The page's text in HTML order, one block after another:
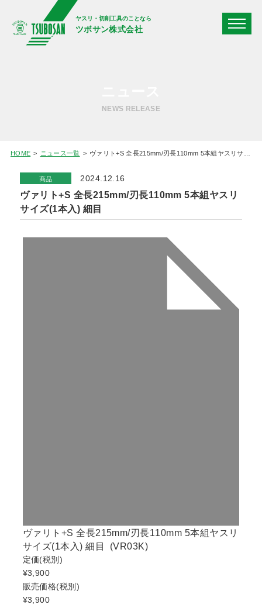
ヤスリ・切削工具のことなら
ツボサン株式会社
NEWS RELEASE
HOME ニュース一覧 ヴァリト+S 全長215mm/刃長110mm 5本組ヤスリサイズ(1本入) 細目
商品 2024.12.16
ヴァリト+S 全長215mm/刃長110mm 5本組ヤスリ
サイズ(1本入) 細目
ヴァリト+S 全長215mm/刃長110mm 5本組ヤスリ
サイズ(1本入) 細目 (VR03K)
定価(税別)
¥3,900
販売価格(税別)
¥3,900